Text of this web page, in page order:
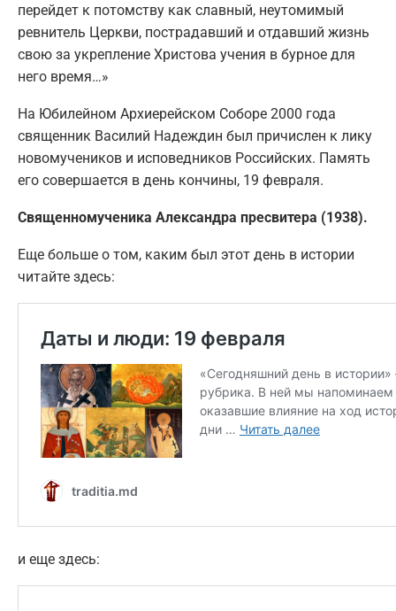
перейдет к потомству как славный, неутомимый
ревнитель Церкви, пострадавший и отдавший жизнь
свою за укрепление Христова учения в бурное для
него время…»
На Юбилейном Архиерейском Соборе 2000 года
священник Василий Надеждин был причислен к лику
новомучеников и исповедников Российских. Память
его совершается в день кончины, 19 февраля.
Священномученика Александра пресвитера (1938).
Еще больше о том, каким был этот день в истории
читайте здесь:
и еще здесь: